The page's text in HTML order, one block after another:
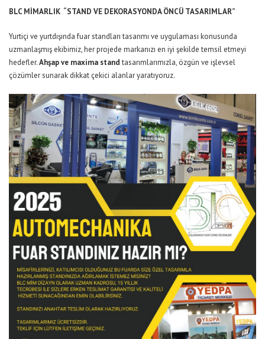
BLC MİMARLIK “STAND VE DEKORASYONDA ÖNCÜ TASARIMLAR”
Yurtiçi ve yurtdışında fuar standları tasarımı ve uygulaması konusunda
uzmanlaşmış ekibimiz, her projede markanızı en iyi şekilde temsil etmeyi
hedefler.Ahşap ve maxima standtasarımlarımızla, özgün ve işlevsel
çözümler sunarak dikkat çekici alanlar yaratıyoruz.